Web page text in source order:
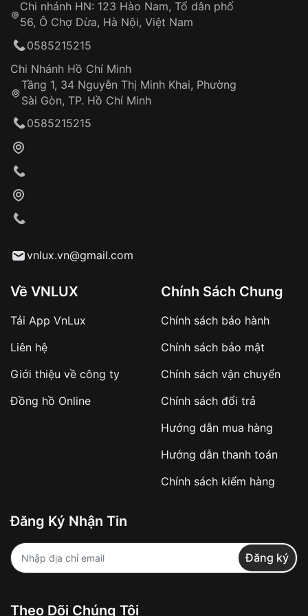
Từ khóa SEO:
Khách hàng kiểm tra và thanh toán trực tiếp
Từ khóa SEO:
sản phẩm đặc biệt
hàng
Số tiền còn lại thanh toán khi nhận hàng hoặc
✔️ Đảm bảo xử lý đơn hàng nhanh chóng
✔️ Hạn chế tình trạng hủy đơn không mong
Từ khóa SEO:
Khách hàng được
Đảm bảo quyền lợi khách hàng
Đồng hành cùng khách hàng trong suốt quá
trình sử dụng
Chi nhánh HN: 123 Hào Nam, Tổ dân phố
56, Ô Chợ Dừa, Hà Nội, Việt Nam
0585215215
Chi Nhánh Hồ Chí Minh
Tầng 1, 34 Nguyễn Thị Minh Khai, Phường
Sài Gòn, TP. Hồ Chí Minh
0585215215
vnlux.vn@gmail.com
Về VNLUX
Tải App VnLux
Liên hệ
Giới thiệu về công ty
Đồng hồ Online
Chính Sách Chung
Chính sách bảo hành
Chính sách bảo mật
Chính sách vận chuyển
Chính sách đổi trả
Hướng dẫn mua hàng
Hướng dẫn thanh toán
Chính sách kiểm hàng
Đăng Ký Nhận Tin
Đăng ký
Theo Dõi Chúng Tôi